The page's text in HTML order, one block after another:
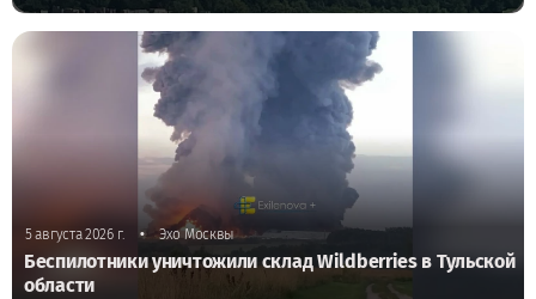
5 августа 2026 г. • Эхо Москвы
Беспилотники уничтожили склад Wildberries в Тульской
области